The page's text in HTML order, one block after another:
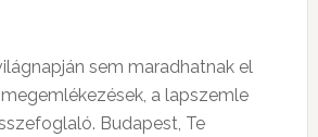
sem maradhatnak el
a lapszemle
Budapest, Te